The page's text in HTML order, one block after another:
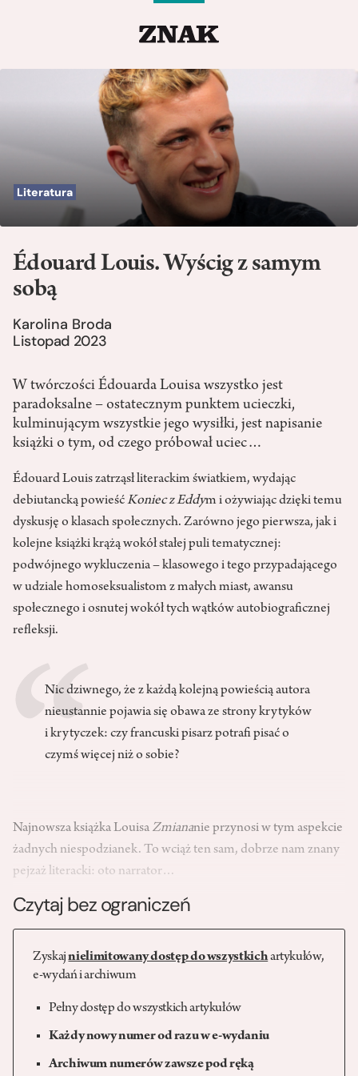
Literatura
Édouard Louis. Wyścig z samym
sobą
Karolina Broda
Listopad 2023
W twórczości Édouarda Louisa wszystko jest
paradoksalne – ostatecznym punktem ucieczki,
kulminującym wszystkie jego wysiłki, jest napisanie
książki o tym, od czego próbował uciec…
Édouard Louis zatrząsł literackim światkiem, wydając
debiutancką powieśćKoniec z Eddym i ożywiając dzięki temu
dyskusję o klasach społecznych. Zarówno jego pierwsza, jak i
kolejne książki krążą wokół stałej puli tematycznej:
podwójnego wykluczenia – klasowego i tego przypadającego
w udziale homoseksualistom z małych miast, awansu
społecznego i osnutej wokół tych wątków autobiograficznej
refleksji.
Nic dziwnego, że z każdą kolejną powieścią autora
nieustannie pojawia się obawa ze strony krytyków
i krytyczek: czy francuski pisarz potrafi pisać o
czymś więcej niż o sobie?
Najnowsza książka Louisa Zmiananie przynosi w tym aspekcie
żadnych niespodzianek. To wciąż ten sam, dobrze nam znany
pejzaż literacki: oto narrator…
Czytaj bez ograniczeń
Zyskajnielimitowany dostęp do wszystkichartykułów,
e-wydań i archiwum
Pełny dostęp do wszystkich artykułów
Każdy nowy numer od razu w e-wydaniu
Archiwum numerów zawsze pod ręką